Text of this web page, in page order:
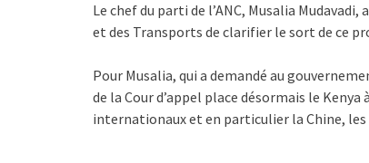
Le chef du parti de l’ANC, Musalia
et des Transports de clarifier le sort de ce
Pour Musalia, qui a demandé au
de la Cour d’appel place désormais le
internationaux et en particulier la Chine, les